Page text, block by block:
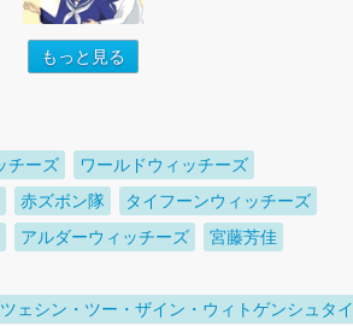
もっと見る
チーズ
ワールドウィッチーズ
赤ズボン隊
タイフーンウィッチーズ
アルダーウィッチーズ
宮藤芳佳
ェシン・ツー・ザイン・ウィトゲンシュタ